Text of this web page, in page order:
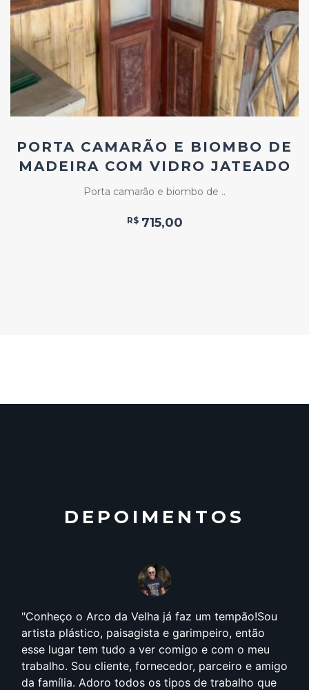
PORTA CAMARÃO E BIOMBO DE
MADEIRA COM VIDRO JATEADO
Porta camarão e biombo de ..
R$ 715,00
DEPOIMENTOS
Conheço o Arco da Velha já faz um tempão!Sou
artista plástico, paisagista e garimpeiro, então
esse lugar tem tudo a ver comigo e com o meu
trabalho. Sou cliente, fornecedor, parceiro e amigo
da família. Adoro todos os tipos de trabalho que